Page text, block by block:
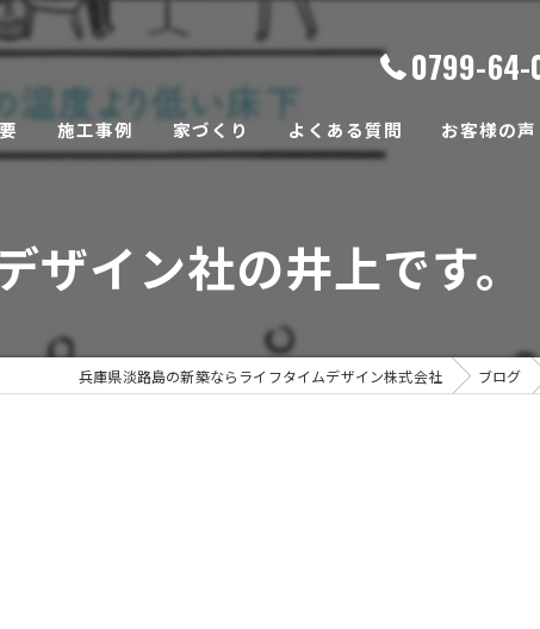
0799-64-
施工事例 家づくり
サービス
よくある質問 お客様の声
ザイン社の井上です。
兵庫県淡路島の新築ならライフタイムデザイン株式会社 ブログ